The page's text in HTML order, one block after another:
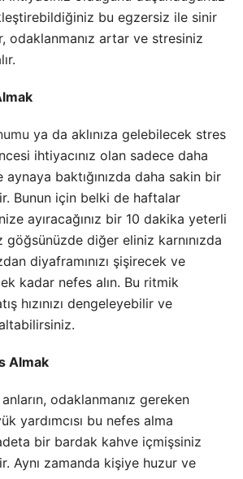
bu egzersiz ile sinir
odaklanmanız artar ve stresiniz
ya da aklınıza gelebilecek stres
ihtiyacınız olan sadece daha
baktığınızda daha sakin bir
Bunun için belki de haftalar
ayıracağınız bir 10 dakika yeterli
göğsünüzde diğer eliniz karnınızda
diyaframınızı şişirecek ve
kadar nefes alın. Bu ritmik
hızınızı dengeleyebilir ve
Almak
odaklanmanız gereken
yardımcısı bu nefes alma
bir bardak kahve içmişsiniz
Aynı zamanda kişiye huzur ve